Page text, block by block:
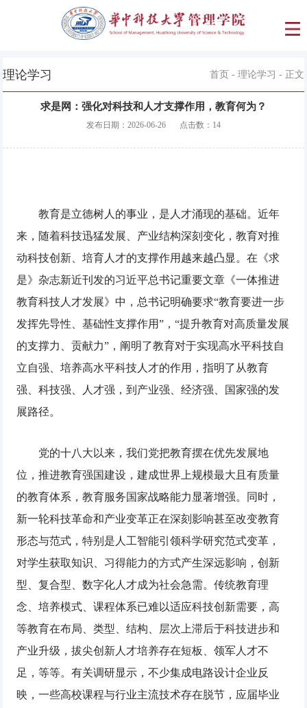
理论学习 首页 - 理论学习 - 正文
求是网：强化对科技和人才支撑作用，教育何为？
发布日期： 2026-06-26 点击数： 14
教育是立德树人的事业，是人才涌现的基础。近年
来，随着科技迅猛发展、产业结构深刻变化，教育对推
动科技创新、培育人才的支撑作用越来越凸显。在《求
是》杂志新近刊发的习近平总书记重要文章《一体推进
教育科技人才发展》中，总书记明确要求“教育要进一步
发挥先导性、基础性支撑作用”，“提升教育对高质量发展
的支撑力、贡献力”，阐明了教育对于实现高水平科技自
立自强、培养高水平科技人才的作用，指明了从教育
强、科技强、人才强，到产业强、经济强、国家强的发
展路径。
党的十八大以来，我们党把教育摆在优先发展地
位，推进教育强国建设，建成世界上规模最大且有质量
的教育体系，教育服务国家战略能力显著增强。同时，
新一轮科技革命和产业变革正在深刻影响甚至改变教育
形态与范式，特别是人工智能引领科学研究范式变革，
对学生获取知识、习得能力的方式产生深远影响，创新
型、复合型、数字化人才成为社会急需。传统教育理
念、培养模式、课程体系已难以适应科技创新需要，高
等教育在布局、类型、结构、层次上滞后于科技进步和
产业升级，拔尖创新人才培养存在短板、领军人才不
足，等等。有关调研显示，不少集成电路设计企业反
映，一些高校课程与行业主流技术存在脱节，应届毕业